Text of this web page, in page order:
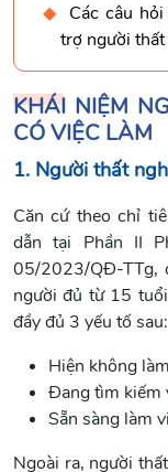
Các câu
trợ người
KHÁI NIỆM
CÓ VIỆC LÀM
1. Người thất
Căn cứ theo chỉ
dẫn tại Phần II
05/2023/QĐ-TTg,
người đủ từ 15
đầy đủ 3 yếu tố sau:
Hiện không
Đang tìm kiếm
Sẵn sàng làm
Ngoài ra, người